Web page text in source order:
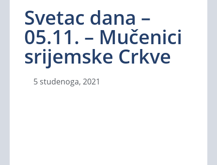
Svetac dana –
05.11. – Mučenici
srijemske Crkve
5 studenoga, 2021